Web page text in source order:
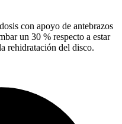
con apoyo de antebrazos
un 30 % respecto a estar
rehidratación del disco.